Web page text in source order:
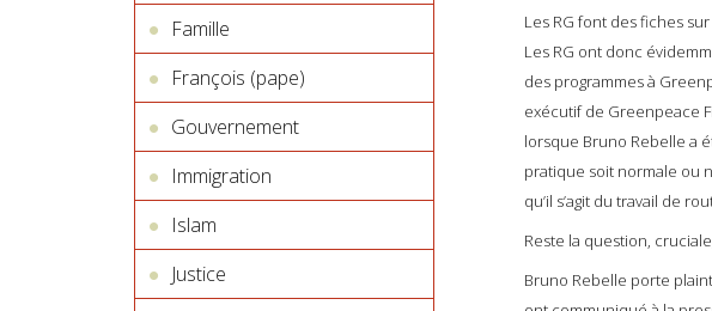
Famille
François (pape)
Gouvernement
Immigration
Islam
Justice
Les RG font des fiches
Les RG ont donc
des programmes à
exécutif de Greenpeace
lorsque Bruno Rebelle a
pratique soit normale ou
qu’il s’agit du travail de
Reste la question,
Bruno Rebelle porte